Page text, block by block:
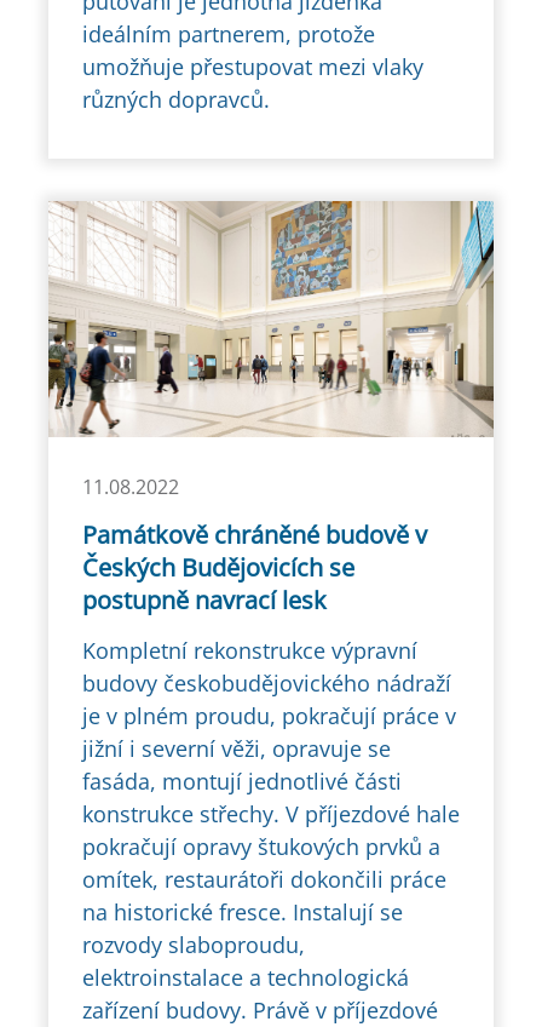
ideálním partnerem, protože
umožňuje přestupovat mezi vlaky
různých dopravců.
11.08.2022
Památkově chráněné budově v
Českých Budějovicích se
postupně navrací lesk
Kompletní rekonstrukce výpravní
budovy českobudějovického nádraží
je v plném proudu, pokračují práce v
jižní i severní věži, opravuje se
fasáda, montují jednotlivé části
konstrukce střechy. V příjezdové hale
pokračují opravy štukových prvků a
omítek, restaurátoři dokončili práce
na historické fresce. Instalují se
rozvody slaboproudu,
elektroinstalace a technologická
zařízení budovy. Právě v příjezdové